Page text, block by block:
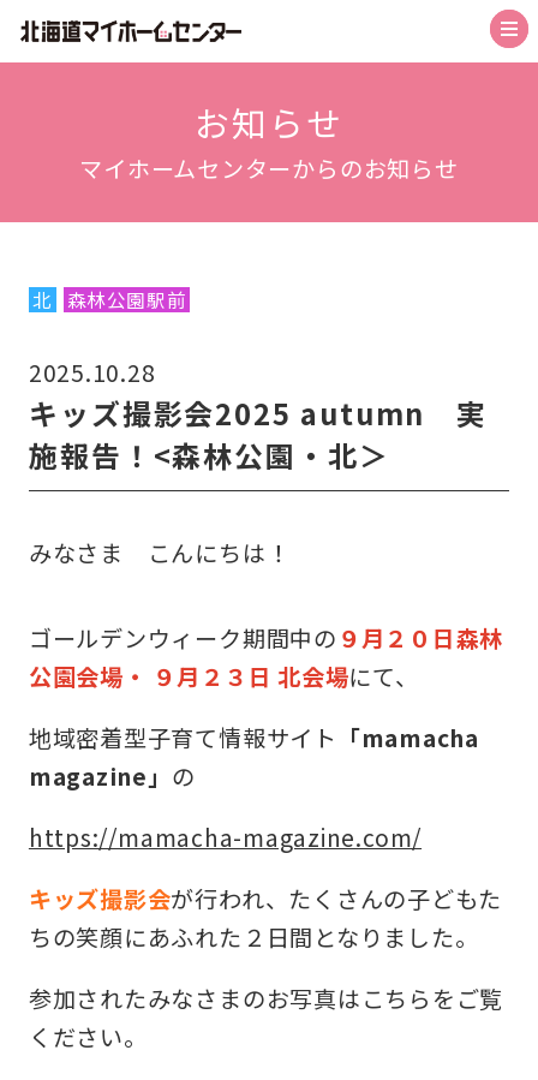
札幌北会場
函館会場
帯広会場
苫小牧会場
お知らせ
マイホームセンターとは
住宅購入までの流れ（ご検討始めの方）
住宅メーカーから探す
お知らせ
マイホームセンターからのお知らせ
北 森林公園駅前
2025.10.28
キッズ撮影会2025 autumn 実
施報告！<森林公園・北＞
みなさま こんにちは！
ゴールデンウィーク期間中の ９月２０日森林
公園会場・ ９月２３日 北会場にて、
地域密着型子育て情報サイト 「mamacha
magazine」 の
https://mamacha-magazine.com/
キッズ撮影会が行われ、たくさんの子どもた
ちの笑顔にあふれた２日間となりました。
参加されたみなさまのお写真はこちらをご覧
ください。